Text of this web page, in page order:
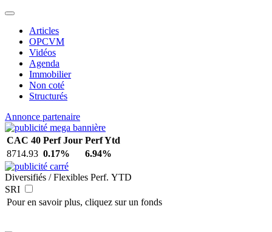
Articles
OPCVM
Vidéos
Agenda
Immobilier
Non coté
Structurés
Annonce partenaire
CAC 40 Perf Jour Perf Ytd
8714.93 0.17% 6.94%
Diversifiés / Flexibles Perf. YTD
SRI
Pour en savoir plus, cliquez sur un fonds